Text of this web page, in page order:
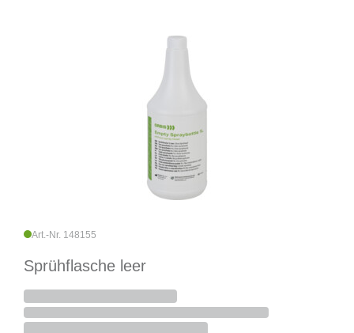
Art.-Nr. 148155
Sprühflasche leer